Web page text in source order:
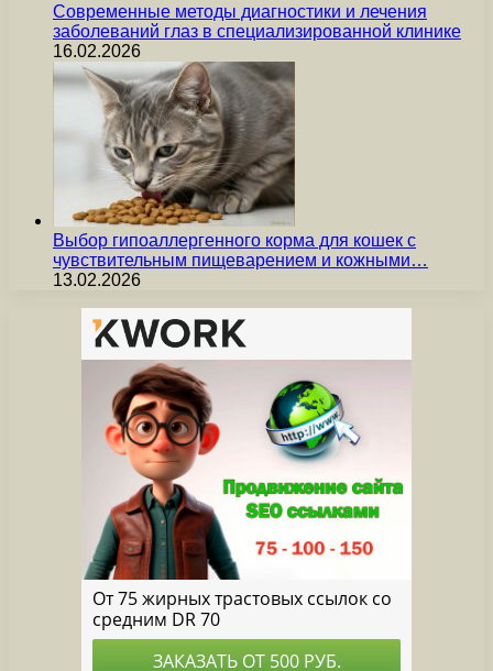
Современные методы диагностики и лечения
заболеваний глаз в специализированной клинике
16.02.2026
Выбор гипоаллергенного корма для кошек с
чувствительным пищеварением и кожными…
13.02.2026